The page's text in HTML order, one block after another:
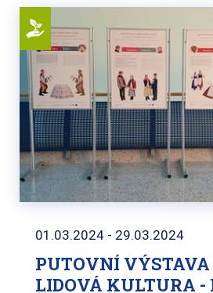
01.03.2024 - 29.03.2024
PUTOVNÍ
LIDOVÁ KULTURA -